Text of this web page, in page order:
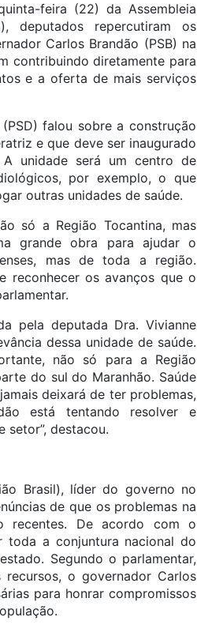
feira (22) da Assembleia
deputados repercutiram os
Carlos Brandão (PSB) na
contribuindo diretamente para
e a oferta de mais serviços
falou sobre a construção
e que deve ser inaugurado
unidade será um centro de
por exemplo, o que
outras unidades de saúde.
só a Região Tocantina, mas
grande obra para ajudar o
mas de toda a região.
reconhecer os avanços que o
pela deputada Dra. Vivianne
dessa unidade de saúde.
não só para a Região
do sul do Maranhão. Saúde
deixará de ter problemas,
está tentando resolver e
setor”, destacou.
Brasil), líder do governo no
de que os problemas na
recentes. De acordo com o
toda a conjuntura nacional do
Segundo o parlamentar,
o governador Carlos
para honrar compromissos